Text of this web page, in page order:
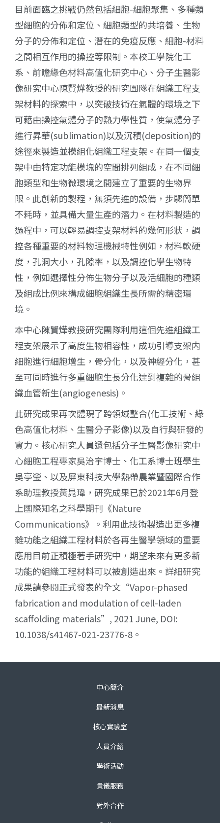
目前面臨之挑戰仍然包括細胞-細胞聚集、多種類
型細胞的分佈和定位、細胞類型的共培養、生物
分子的分佈和定位、潛在的免疫反應、細胞-材料
之間相互作用的操控等限制。本校工學院化工
系、前瞻綠色材料高值化研究中心、分子生醫影
像研究中心陳賢燁教授的研究團隊在組織工程支
架材料的探索中，以突破技術在氣體的環境之下
可藉由操控氣體分子的熱力學性質，使氣體分子
進行昇華(sublimation)以及沉積(deposition)的
途徑來製造並模組化組織工程支架。在同一個支
架中由特定功能模塊的空間排列組成，在不同細
胞類型和生物微環境之間建立了重要的生物界
限。此創新的製程，無須先進的設備，步驟簡單
不耗時，並具備大量生產的潛力。在材料製造的
過程中，可以輕易調控支架材料的幾何形狀，調
控各種重要的材料物理機械特性例如，材料軟硬
度，孔洞大小，孔隙率，以及調控化學生物特
性，例如選擇性分佈生物分子以及活細胞的種類
及組成比例來構成細胞組織生長所需的精密環
境。
本中心陳賢燁教授研究團隊利用這個先進組織工
程支架展示了高度生物相容性，成功引導支架内
細胞進行細胞增生，骨分化，以及神經分化，甚
至可同時進行多重細胞生長分化達到複雜的骨組
織血管新生(angiogenesis)。
此研究成果再次體現了跨領域整合(化工技術、綠
色高值化材料、生醫分子影像)以及自行與研發的
實力。核心研究人員還包括分子生醫影像研究中
心細胞工程專家吳治宇博士、化工系博士班學生
吳亭瑩、以及屏東科技大學熱帶農業暨國際合作
系助理教授黃晁瑋，研究成果已於2021年6月登
上國際知名之科學期刊《Nature
Communications》。利用此技術製造出更多複
雜功能之組織工程材料於各再生醫學領域的重要
應用目前正積極著手研究中，期望未來有更多新
功能的組織工程材料可以被創造出來。詳細研究
成果請參閱正式發表的全文“Vapor-phased
fabrication and modulation of cell-laden
scaffolding materials”, 2021 June, DOI:
10.1038/s41467-021-23776-8。
中心簡介
最新消息
核心實驗室
人員介紹
學術活動
貴儀服務
對外合作